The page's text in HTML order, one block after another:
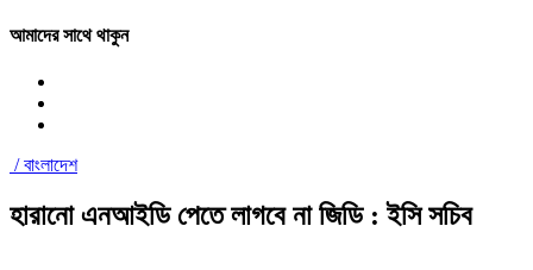
আমাদের সাথে থাকুন
/বাংলাদেশ
হারানো এনআইডি পেতে লাগবে না জিডি : ইসি সচিব